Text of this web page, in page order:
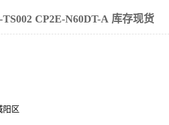
CP2E-N60DT-A 库存现货
阳区